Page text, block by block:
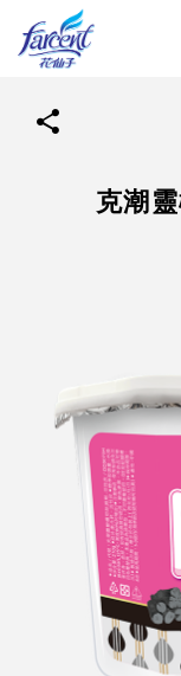
繁體中文
使命與核心價
所有品牌
除濕防霉
居家清潔洗劑
天然清潔洗劑
居家打掃工具
利害關係人互
透過各種型態及
重大訊息
股東會相關重要
常見問題
協助解決您對產
克潮